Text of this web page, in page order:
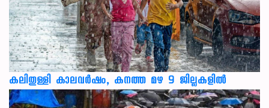
കലിതുള്ളി കാലവർഷം, കനത്ത മഴ 9 ജില്ലകളിൽ